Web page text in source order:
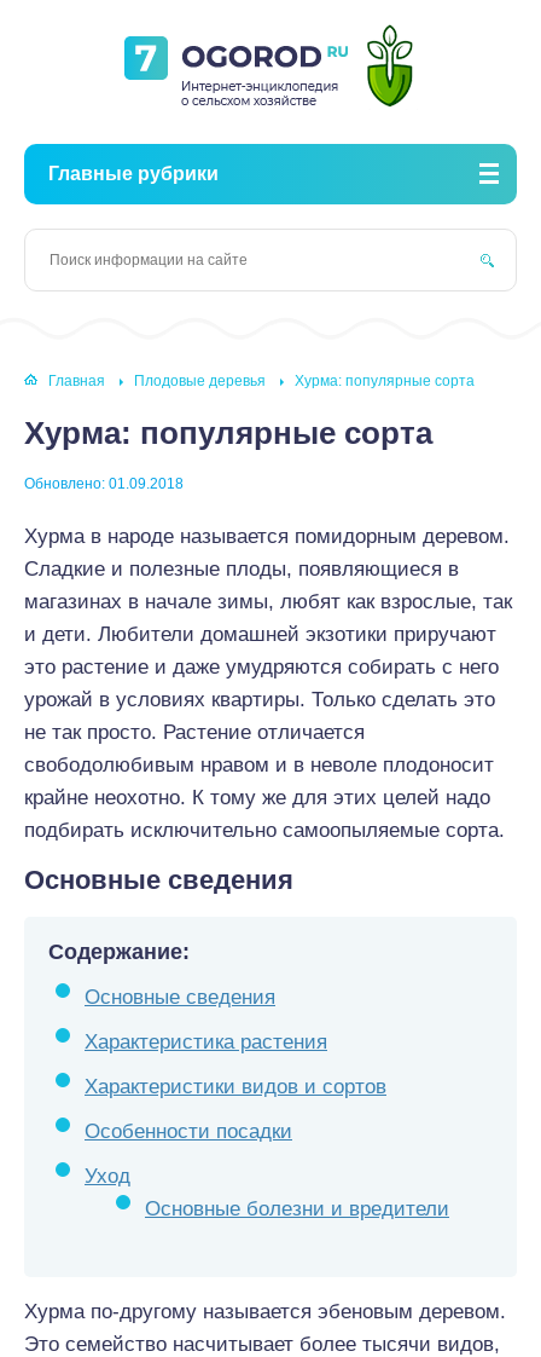
Главные рубрики
Главная Плодовые деревья Хурма: популярные сорта
Хурма: популярные сорта
Обновлено: 01.09.2018
Хурмa в народе называется помидорным деревом.
Сладкие и полезные плоды, появляющиеся в
магазинах в начале зимы, любят как взрослые, так
и дети. Любители домашней экзотики приручают
это растение и даже умудряются собирать с него
урожай в условиях квартиры. Только сделать это
не так просто. Растение отличается
свободолюбивым нравом и в неволе плодоносит
крайне неохотно. К тому же для этих целей надо
подбирать исключительно самоопыляемые сорта.
Основные сведения
Содержание:
Основные сведения
Характеристика растения
Характеристики видов и сортов
Особенности посадки
Уход
Основные болезни и вредители
Хурма по-другому называется эбеновым деревом.
Это семейство насчитывает более тысячи видов,